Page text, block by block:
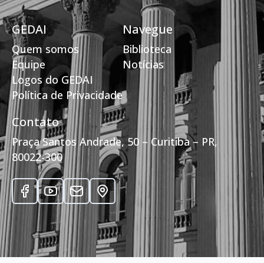
GEDAI
Quem somos
Equipe
Logos do GEDAI
Política de Privacidade
Navegue
Biblioteca
Notícias
Contato
Praça Santos Andrade, 50 – Curitiba – PR,
80022-300